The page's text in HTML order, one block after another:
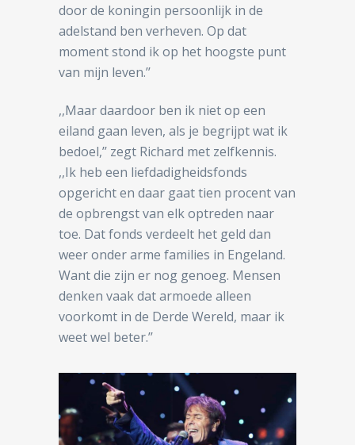
door de koningin persoonlijk in de
adelstand ben verheven. Op dat
moment stond ik op het hoogste punt
van mijn leven.’’
,,Maar daardoor ben ik niet op een
eiland gaan leven, als je begrijpt wat ik
bedoel,’’ zegt Richard met zelfkennis.
,,Ik heb een liefdadigheidsfonds
opgericht en daar gaat tien procent van
de opbrengst van elk optreden naar
toe. Dat fonds verdeelt het geld dan
weer onder arme families in Engeland.
Want die zijn er nog genoeg. Mensen
denken vaak dat armoede alleen
voorkomt in de Derde Wereld, maar ik
weet wel beter.’’